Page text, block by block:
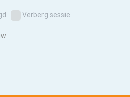
Verberg sessie